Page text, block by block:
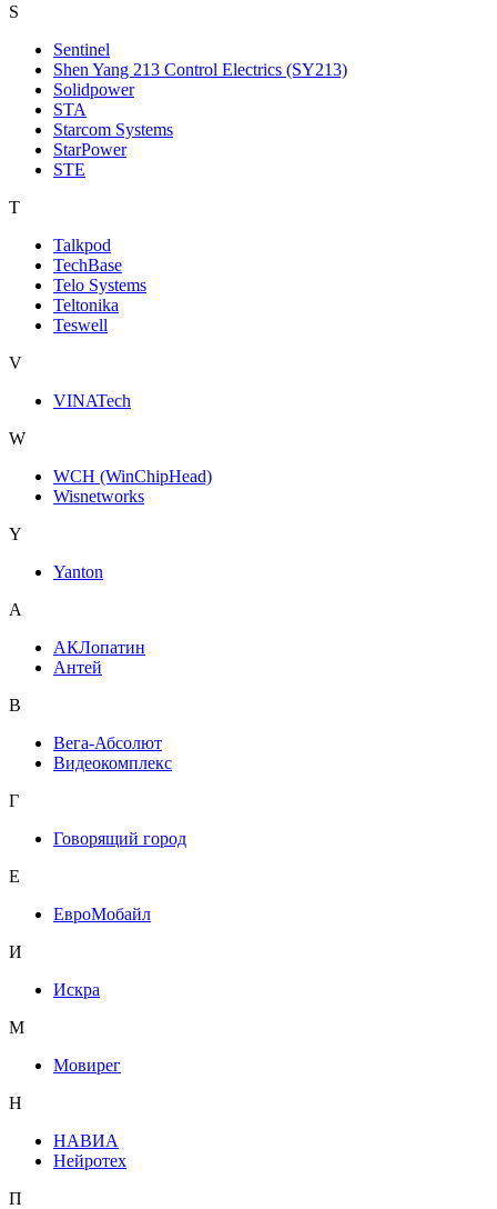
S
Sentinel
Shen Yang 213 Control Electrics (SY213)
Solidpower
STA
Starcom Systems
StarPower
STE
T
Talkpod
TechBase
Telo Systems
Teltonika
Teswell
V
VINATech
W
WCH (WinChipHead)
Wisnetworks
Y
Yanton
А
АКЛопатин
Антей
В
Вега-Абсолют
Видеокомплекс
Г
Говорящий город
Е
ЕвроМобайл
И
Искра
М
Мовирег
Н
НАВИА
Нейротех
П